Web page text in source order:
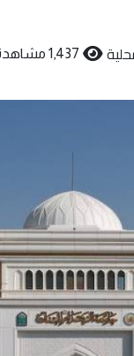
1,437 مشاهدة